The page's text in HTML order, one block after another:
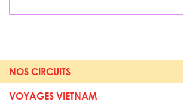
NOS CIRCUITS
VOYAGES VIETNAM